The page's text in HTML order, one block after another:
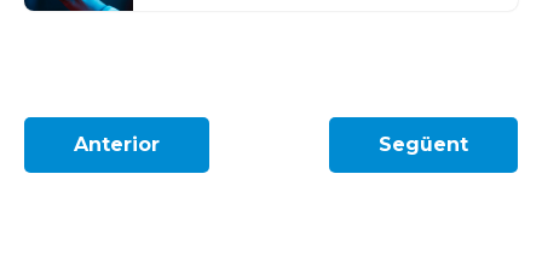
Anterior Següent